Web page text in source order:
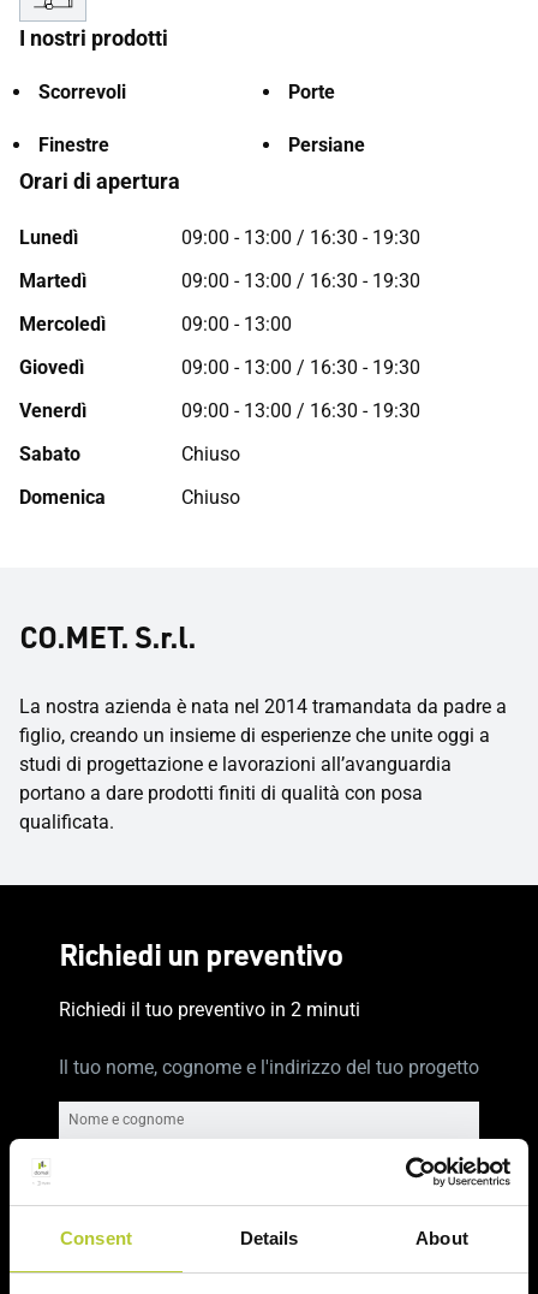
Consent Details About
I nostri prodotti
Scorrevoli Porte
Finestre Persiane
Orari di apertura
Lunedì
09:00 - 13:00 / 16:30 - 19:30
Martedì
09:00 - 13:00 / 16:30 - 19:30
Mercoledì
09:00 - 13:00
Giovedì
09:00 - 13:00 / 16:30 - 19:30
Venerdì
09:00 - 13:00 / 16:30 - 19:30
Sabato
Chiuso
Domenica
Chiuso
CO.MET. S.r.l.
La nostra azienda è nata nel 2014 tramandata da padre a
figlio, creando un insieme di esperienze che unite oggi a
studi di progettazione e lavorazioni all’avanguardia
portano a dare prodotti finiti di qualità con posa
qualificata.
Richiedi un preventivo
Richiedi il tuo preventivo in 2 minuti
Il tuo nome, cognome e l'indirizzo del tuo progetto
Nome e cognome
Cognome